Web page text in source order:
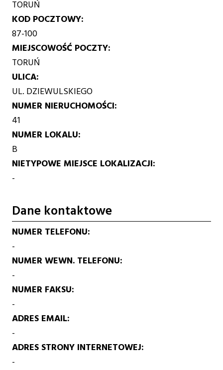
TORUŃ
KOD POCZTOWY
87-100
MIEJSCOWOŚĆ POCZTY
TORUŃ
ULICA
UL. DZIEWULSKIEGO
NUMER NIERUCHOMOŚCI
41
NUMER LOKALU
B
NIETYPOWE MIEJSCE LOKALIZACJI
-
Dane kontaktowe
NUMER TELEFONU
-
NUMER WEWN. TELEFONU
-
NUMER FAKSU
-
ADRES EMAIL
-
ADRES STRONY INTERNETOWEJ
-